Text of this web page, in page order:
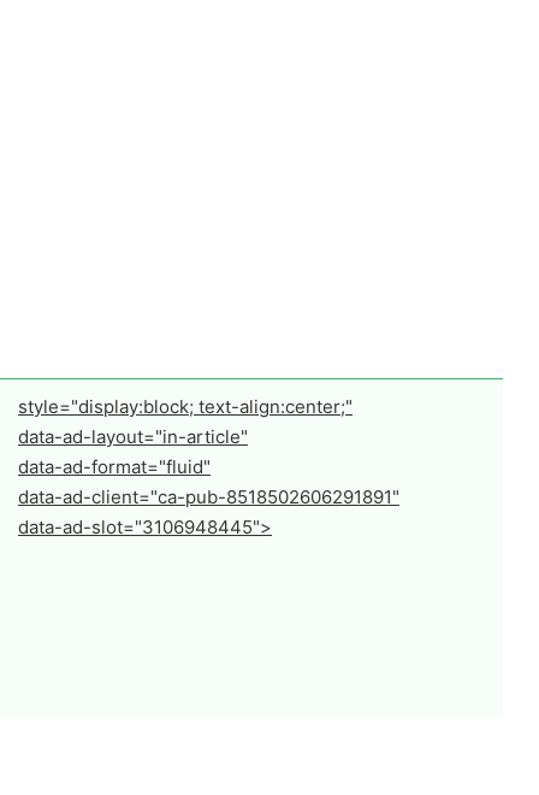
style="display:block; text-align:center;"
data-ad-layout="in-article"
data-ad-format="fluid"
data-ad-client="ca-pub-8518502606291891"
data-ad-slot="3106948445">